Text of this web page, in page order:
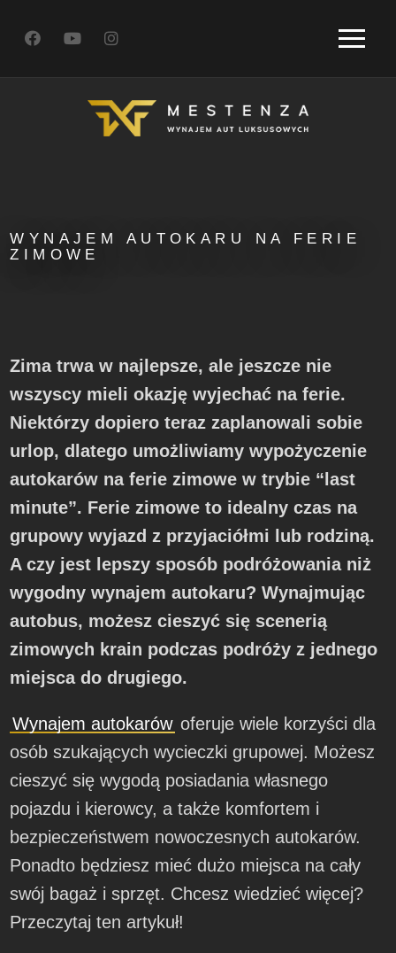
WYNAJEM AUTOKARU NA FERIE
ZIMOWE
Zima trwa w najlepsze, ale jeszcze nie
wszyscy mieli okazję wyjechać na ferie.
Niektórzy dopiero teraz zaplanowali sobie
urlop, dlatego umożliwiamy wypożyczenie
autokarów na ferie zimowe w trybie “last
minute”. Ferie zimowe to idealny czas na
grupowy wyjazd z przyjaciółmi lub rodziną.
A czy jest lepszy sposób podróżowania niż
wygodny wynajem autokaru? Wynajmując
autobus, możesz cieszyć się scenerią
zimowych krain podczas podróży z jednego
miejsca do drugiego.
Wynajem autokarów oferuje wiele korzyści dla
osób szukających wycieczki grupowej. Możesz
cieszyć się wygodą posiadania własnego
pojazdu i kierowcy, a także komfortem i
bezpieczeństwem nowoczesnych autokarów.
Ponadto będziesz mieć dużo miejsca na cały
swój bagaż i sprzęt. Chcesz wiedzieć więcej?
Przeczytaj ten artykuł!